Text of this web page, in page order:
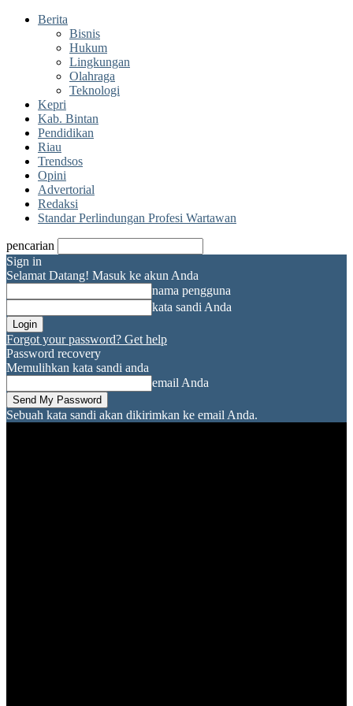
Berita
Bisnis
Hukum
Lingkungan
Olahraga
Teknologi
Kepri
Kab. Bintan
Pendidikan
Riau
Trendsos
Opini
Advertorial
Redaksi
Standar Perlindungan Profesi Wartawan
pencarian
Sign in
Selamat Datang! Masuk ke akun Anda
nama pengguna
kata sandi Anda
Forgot your password? Get help
Password recovery
Memulihkan kata sandi anda
email Anda
Sebuah kata sandi akan dikirimkan ke email Anda.